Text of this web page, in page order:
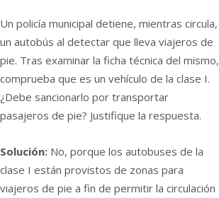
Un policí­a municipal detiene, mientras circula,
un autobús al detectar que lleva viajeros de
pie. Tras examinar la ficha técnica del mismo,
comprueba que es un vehí­culo de la clase I.
¿Debe sancionarlo por transportar
pasajeros de pie? Justifique la respuesta.
Solución: No, porque los autobuses de la
clase I están provistos de zonas para
viajeros de pie a fin de permitir la circulación